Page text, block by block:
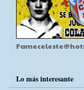
Lo más interesante